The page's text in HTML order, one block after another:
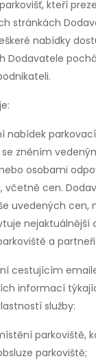
kteří
stránkách
nabídky
Dodavatele
nabídek
zněním
osobami
včetně cen.
uvedených cen,
nejaktuálnější
a partneři.
cestujícím
informací
služby:
parkoviště,
parkoviště;